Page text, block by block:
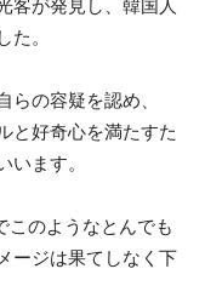
客が発見し、韓国人
。
の容疑を認め、
と好奇心を満たすた
ます。
このようなとんでも
ージは果てしなく下